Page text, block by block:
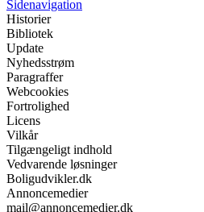
Sidenavigation
Historier
Bibliotek
Update
Nyhedsstrøm
Paragraffer
Webcookies
Fortrolighed
Licens
Vilkår
Tilgængeligt indhold
Vedvarende løsninger
Boligudvikler.dk
Annoncemedier
mail@annoncemedier.dk